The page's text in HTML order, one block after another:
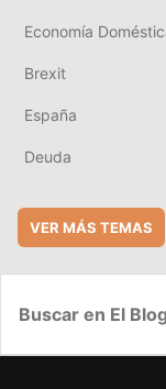
Economía
Brexit
España
Deuda
VER MÁS TEMAS